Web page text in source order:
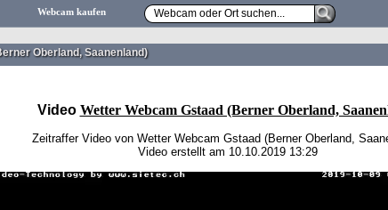
Webcam kaufen
Oberland, Saanenland)
Video Wetter Webcam Gstaad (Berner Oberland,
Zeitraffer Video von Wetter Webcam Gstaad (Berner Oberland,
Video erstellt am 10.10.2019 13:29